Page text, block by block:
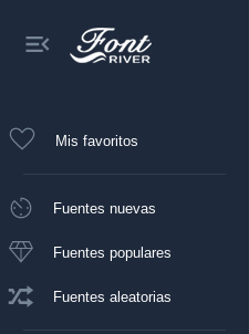
Mis favoritos
Fuentes nuevas
Fuentes populares
Fuentes aleatorias